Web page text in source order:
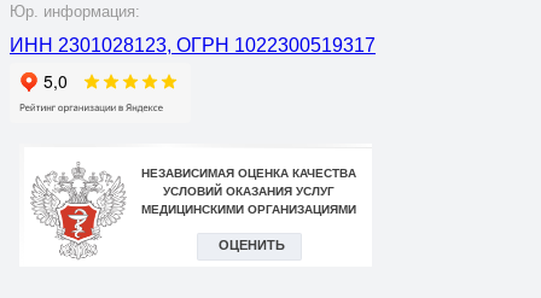
Юр. информация:
ИНН 2301028123, ОГРН 1022300519317